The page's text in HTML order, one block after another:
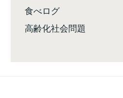
食べログ
高齢化社会問題